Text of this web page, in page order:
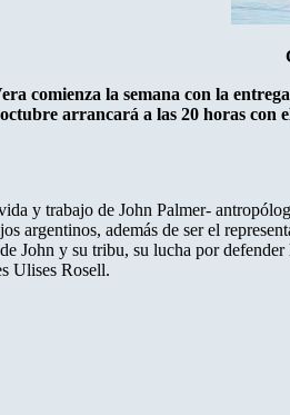
comienza la semana con la
arrancará a las 20 horas
y trabajo de John Palmer-
argentinos, además de ser el
John y su tribu, su lucha por
Ulises Rosell.